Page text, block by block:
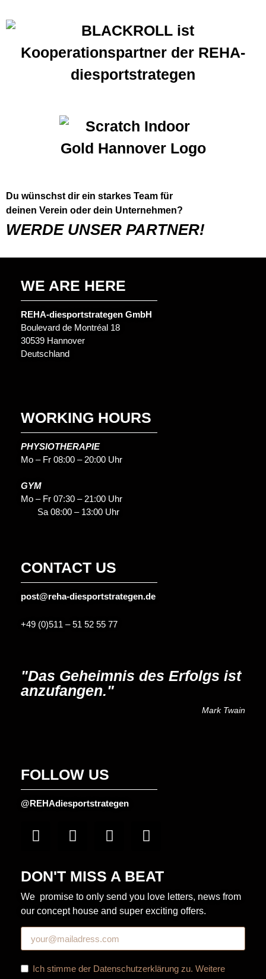
Du wünschst dir ein starkes Team für
deinen Verein oder dein Unternehmen?
WERDE UNSER PARTNER!
WE ARE HERE
REHA-diesportstrategen GmbH
Boulevard de Montréal 18
30539 Hannover
Deutschland
WORKING HOURS
PHYSIOTHERAPIE
Mo – Fr 08:00 – 20:00 Uhr
GYM
Mo – Fr 07:30 – 21:00 Uhr
Sa 08:00 – 13:00 Uhr
CONTACT US
post@reha-diesportstrategen.de
+49 (0)511 – 51 52 55 77
"Das Geheimnis des Erfolgs ist
anzufangen."
Mark Twain
FOLLOW US
@REHAdiesportstrategen
DON'T MISS A BEAT
We promise to only send you love letters, news from
our concept house and super exciting offers.
Ich stimme der Datenschutzerklärung zu. Weitere